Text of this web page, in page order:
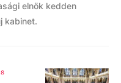
elnök kedden
kabinet.